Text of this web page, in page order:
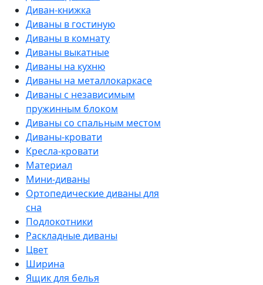
Диван-книжка
Диваны в гостиную
Диваны в комнату
Диваны выкатные
Диваны на кухню
Диваны на металлокаркасе
Диваны с независимым
пружинным блоком
Диваны со спальным местом
Диваны-кровати
Кресла-кровати
Материал
Мини-диваны
Ортопедические диваны для
сна
Подлокотники
Раскладные диваны
Цвет
Ширина
Ящик для белья